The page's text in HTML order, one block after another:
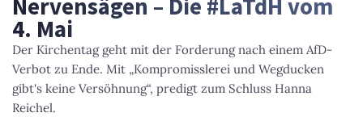
Nervensägen – Die #LaTdH vom
4. Mai
Der Kirchentag geht mit der Forderung nach einem AfD-
Verbot zu Ende. Mit „Kompromisslerei und Wegducken
gibt's keine Versöhnung“, predigt zum Schluss Hanna
Reichel.